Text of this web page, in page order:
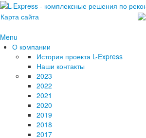
Карта сайта
Menu
О компании
История проекта L-Express
Наши контакты
2023
2022
2021
2020
2019
2018
2017